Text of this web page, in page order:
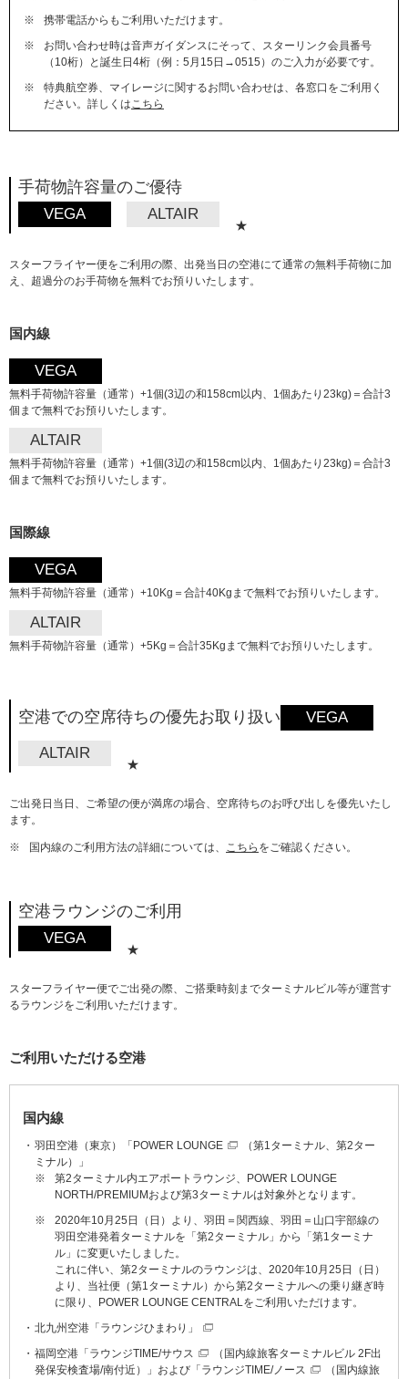
※
携帯電話からもご利用いただけます。
※
お問い合わせ時は音声ガイダンスにそって、スターリンク会員番号
（10桁）と誕生日4桁（例：5月15日→0515）のご入力が必要です。
※
特典航空券、マイレージに関するお問い合わせは、各窓口をご利用く
ださい。詳しくはこちら
手荷物許容量のご優待
VEGA ALTAIR
★
スターフライヤー便をご利用の際、出発当日の空港にて通常の無料手荷物に加
え、超過分のお手荷物を無料でお預りいたします。
国内線
VEGA
無料手荷物許容量（通常）+1個(3辺の和158cm以内、1個あたり23kg)＝合計3
個まで無料でお預りいたします。
ALTAIR
無料手荷物許容量（通常）+1個(3辺の和158cm以内、1個あたり23kg)＝合計3
個まで無料でお預りいたします。
国際線
VEGA
無料手荷物許容量（通常）+10Kg＝合計40Kgまで無料でお預りいたします。
ALTAIR
無料手荷物許容量（通常）+5Kg＝合計35Kgまで無料でお預りいたします。
空港での空席待ちの優先お取り扱い VEGA
ALTAIR
★
ご出発日当日、ご希望の便が満席の場合、空席待ちのお呼び出しを優先いたし
ます。
※ 国内線のご利用方法の詳細については、 こちら をご確認ください。
空港ラウンジのご利用
VEGA
★
スターフライヤー便でご出発の際、ご搭乗時刻までターミナルビル等が運営す
るラウンジをご利用いただけます。
ご利用いただける空港
国内線
羽田空港（東京）「 POWER LOUNGE
（第1ターミナル、第2ター
ミナル）」
※
第2ターミナル内エアポートラウンジ、POWER LOUNGE
NORTH/PREMIUMおよび第3ターミナルは対象外となります。
※
2020年10月25日（日）より、羽田＝関西線、羽田＝山口宇部線の
羽田空港発着ターミナルを「第2ターミナル」から「第1ターミナ
ル」に変更いたしました。
これに伴い、第2ターミナルのラウンジは、2020年10月25日（日）
より、当社便（第1ターミナル）から第2ターミナルへの乗り継ぎ時
に限り、POWER LOUNGE CENTRALをご利用いただけます。
北九州空港 「ラウンジひまわり」
福岡空港「 ラウンジTIME/サウス
（国内線旅客ターミナルビル 2F出
発保安検査場/南付近）」および「 ラウンジTIME/ノース
（国内線旅